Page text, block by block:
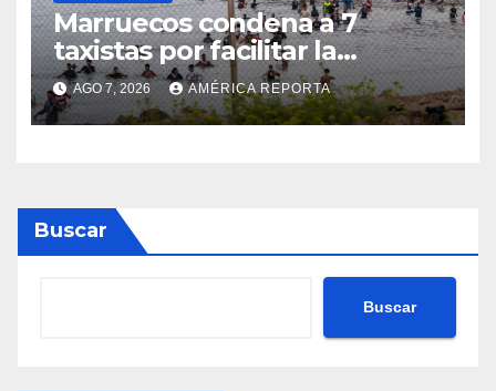
Marruecos condena a 7
taxistas por facilitar la
migración irregular hacia
Ceuta
AGO 7, 2026 AMÉRICA REPORTA
Buscar
Buscar